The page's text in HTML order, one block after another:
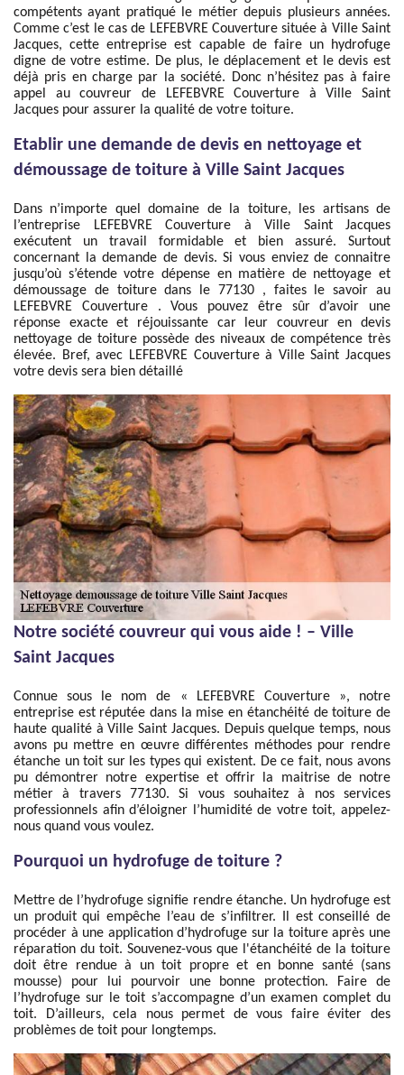
compétents ayant pratiqué le métier depuis plusieurs années.
Comme c’est le cas de LEFEBVRE Couverture située à Ville Saint
Jacques, cette entreprise est capable de faire un hydrofuge
digne de votre estime. De plus, le déplacement et le devis est
déjà pris en charge par la société. Donc n’hésitez pas à faire
appel au couvreur de LEFEBVRE Couverture à Ville Saint
Jacques pour assurer la qualité de votre toiture.
Etablir une demande de devis en nettoyage et
démoussage de toiture à Ville Saint Jacques
Dans n’importe quel domaine de la toiture, les artisans de
l’entreprise LEFEBVRE Couverture à Ville Saint Jacques
exécutent un travail formidable et bien assuré. Surtout
concernant la demande de devis. Si vous enviez de connaitre
jusqu’où s’étende votre dépense en matière de nettoyage et
démoussage de toiture dans le 77130 , faites le savoir au
LEFEBVRE Couverture . Vous pouvez être sûr d’avoir une
réponse exacte et réjouissante car leur couvreur en devis
nettoyage de toiture possède des niveaux de compétence très
élevée. Bref, avec LEFEBVRE Couverture à Ville Saint Jacques
votre devis sera bien détaillé
Notre société couvreur qui vous aide ! – Ville
Saint Jacques
Connue sous le nom de « LEFEBVRE Couverture », notre
entreprise est réputée dans la mise en étanchéité de toiture de
haute qualité à Ville Saint Jacques. Depuis quelque temps, nous
avons pu mettre en œuvre différentes méthodes pour rendre
étanche un toit sur les types qui existent. De ce fait, nous avons
pu démontrer notre expertise et offrir la maitrise de notre
métier à travers 77130. Si vous souhaitez à nos services
professionnels afin d’éloigner l’humidité de votre toit, appelez-
nous quand vous voulez.
Pourquoi un hydrofuge de toiture ?
Mettre de l’hydrofuge signifie rendre étanche. Un hydrofuge est
un produit qui empêche l’eau de s’infiltrer. Il est conseillé de
procéder à une application d’hydrofuge sur la toiture après une
réparation du toit. Souvenez-vous que l'étanchéité de la toiture
doit être rendue à un toit propre et en bonne santé (sans
mousse) pour lui pourvoir une bonne protection. Faire de
l’hydrofuge sur le toit s’accompagne d’un examen complet du
toit. D’ailleurs, cela nous permet de vous faire éviter des
problèmes de toit pour longtemps.